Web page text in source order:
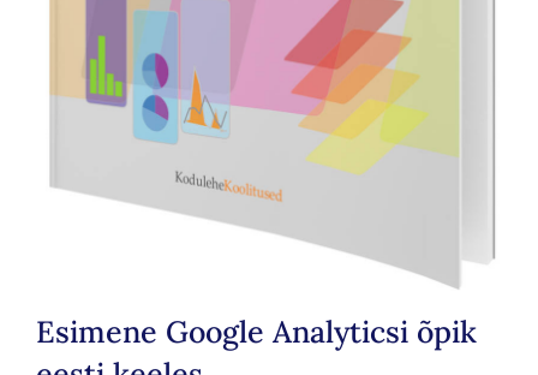
Esimene Google Analyticsi õpik